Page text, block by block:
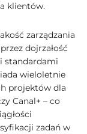
klientów.
zarządzania
dojrzałość
standardami
wieloletnie
projektów dla
Canal+ – co
zadań w